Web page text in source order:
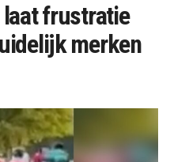
frustratie
merken